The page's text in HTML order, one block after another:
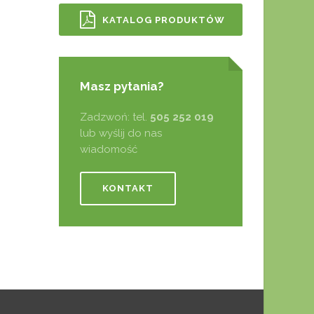
KATALOG PRODUKTÓW
Masz pytania?
Zadzwoń: tel. 505 252 019
lub wyślij do nas
wiadomość
KONTAKT